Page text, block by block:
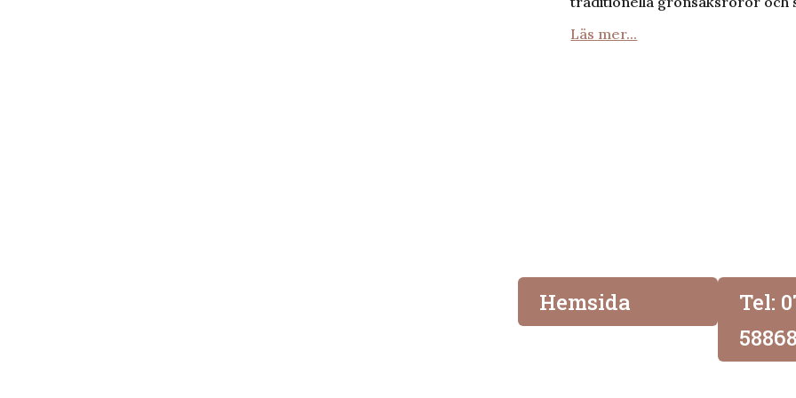
Läs mer...
Hemsida
Tel: